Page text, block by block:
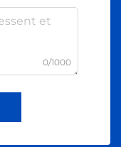
0/1000